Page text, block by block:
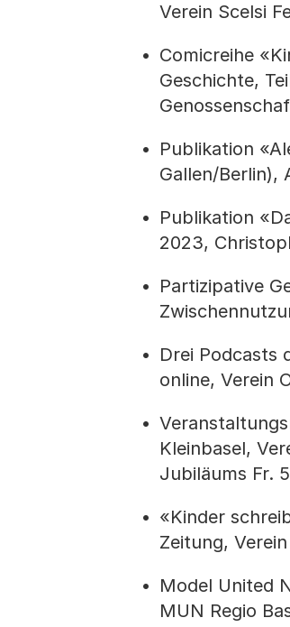
Verein Scelsi
Comicreihe
Geschichte,
Publikation
Gallen/Berlin),
Publikation
2023,
Partizipative
Drei Podcasts
online, Verein
Kleinbasel,
Jubiläums Fr.
«Kinder
Zeitung,
Model United
MUN Regio